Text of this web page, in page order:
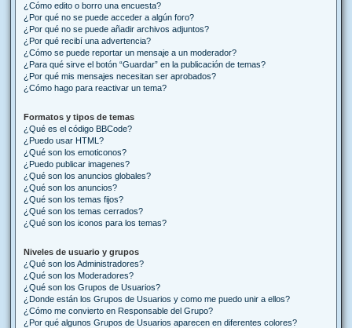
¿Cómo edito o borro una encuesta?
¿Por qué no se puede acceder a algún foro?
¿Por qué no se puede añadir archivos adjuntos?
¿Por qué recibí una advertencia?
¿Cómo se puede reportar un mensaje a un moderador?
¿Para qué sirve el botón “Guardar” en la publicación de temas?
¿Por qué mis mensajes necesitan ser aprobados?
¿Cómo hago para reactivar un tema?
Formatos y tipos de temas
¿Qué es el código BBCode?
¿Puedo usar HTML?
¿Qué son los emoticonos?
¿Puedo publicar imagenes?
¿Qué son los anuncios globales?
¿Qué son los anuncios?
¿Qué son los temas fijos?
¿Qué son los temas cerrados?
¿Qué son los iconos para los temas?
Niveles de usuario y grupos
¿Qué son los Administradores?
¿Qué son los Moderadores?
¿Qué son los Grupos de Usuarios?
¿Donde están los Grupos de Usuarios y como me puedo unir a ellos?
¿Cómo me convierto en Responsable del Grupo?
¿Por qué algunos Grupos de Usuarios aparecen en diferentes colores?